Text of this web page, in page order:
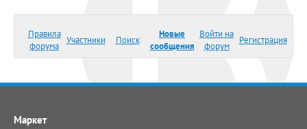
Правила
форума
Участники Поиск
Новые
сообщения
Войти на
форум
Регистрация
Маркет